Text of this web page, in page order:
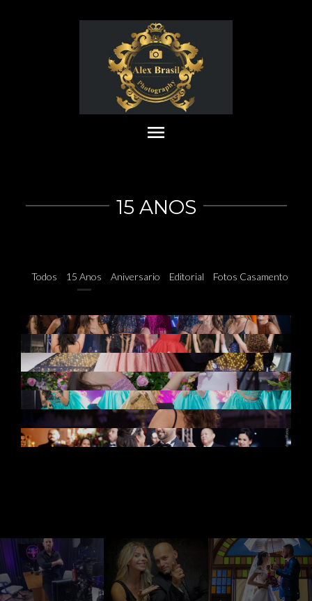
menu
15 ANOS
Todos 15 Anos Aniversario Editorial Fotos Casamentos
15 ANOS JULIA MENEGHETTE
15 ANOS MARCELLA GOMES
15 ANOS BIA GIRONDO
15 ANOS SARAH
15 ANOS NONYE
15 ANOS MAYSA GOES